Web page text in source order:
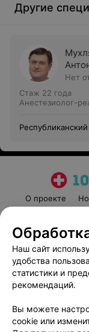
Другие
Нет
Стаж 22 года
Анестезиолог-
О проекте
Наш сайт
удобства
статистики и
рекомендаций.
Вы можете
cookie или